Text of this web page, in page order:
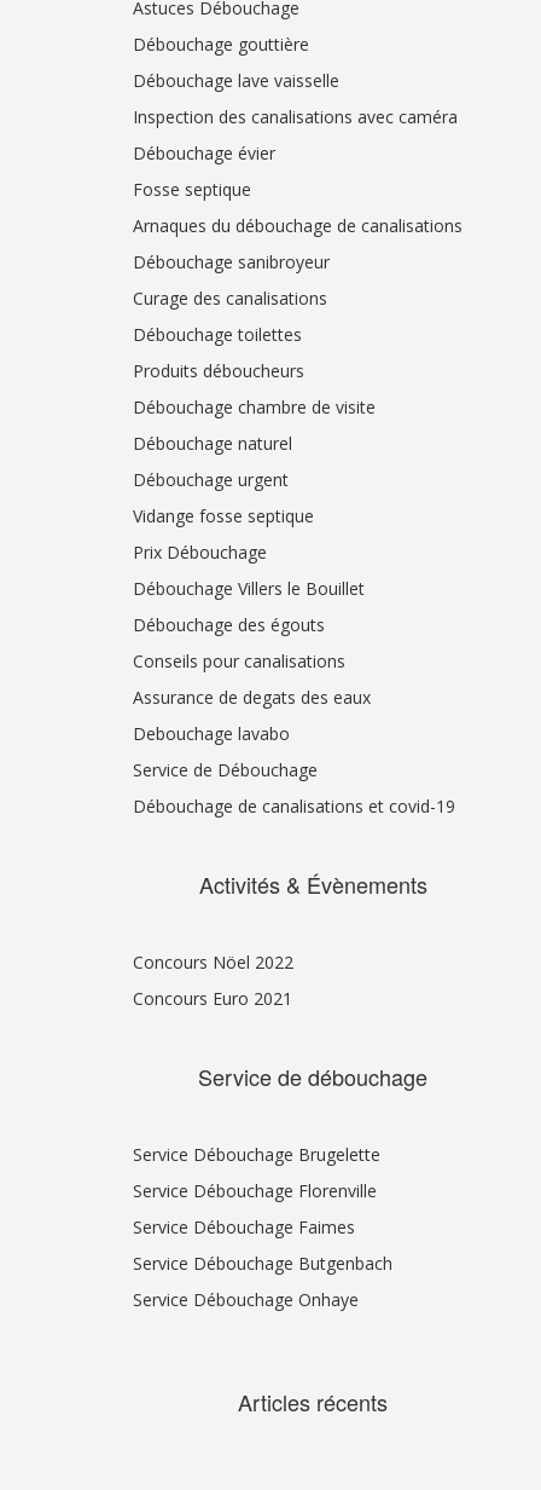
Astuces Débouchage
Débouchage gouttière
Débouchage lave vaisselle
Inspection des canalisations avec caméra
Débouchage évier
Fosse septique
Arnaques du débouchage de canalisations
Débouchage sanibroyeur
Curage des canalisations
Débouchage toilettes
Produits déboucheurs
Débouchage chambre de visite
Débouchage naturel
Débouchage urgent
Vidange fosse septique
Prix Débouchage
Débouchage Villers le Bouillet
Débouchage des égouts
Conseils pour canalisations
Assurance de degats des eaux
Debouchage lavabo
Service de Débouchage
Débouchage de canalisations et covid-19
Activités & Évènements
Concours Nöel 2022
Concours Euro 2021
Service de débouchage
Service Débouchage Brugelette
Service Débouchage Florenville
Service Débouchage Faimes
Service Débouchage Butgenbach
Service Débouchage Onhaye
Articles récents